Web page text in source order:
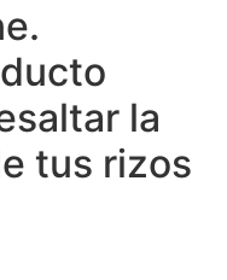
la
tus rizos